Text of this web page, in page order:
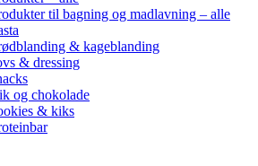
til bagning og madlavning – alle
& kageblanding
& dressing
og chokolade
& kiks